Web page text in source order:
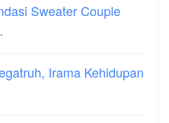
Sweater Couple
Irama Kehidupan